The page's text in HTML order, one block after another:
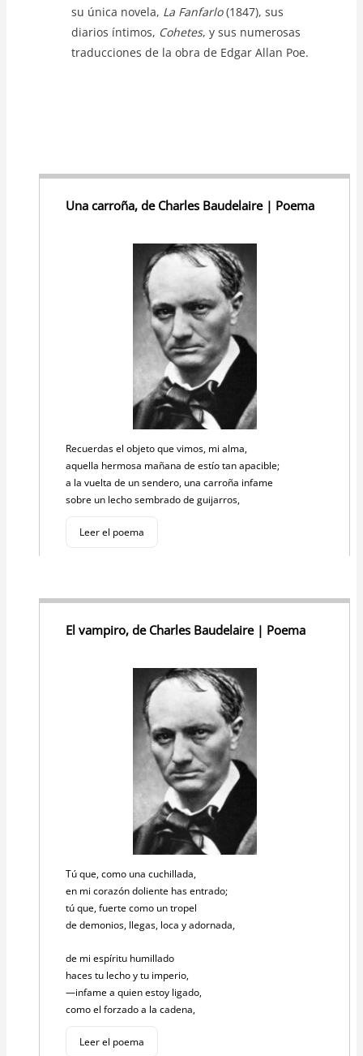
su única novela, La Fanfarlo(1847), sus
diarios íntimos, Cohetes, y sus numerosas
traducciones de la obra de Edgar Allan Poe.
Una carroña, de Charles Baudelaire | Poema
Recuerdas el objeto que vimos, mi alma,
aquella hermosa mañana de estío tan apacible;
a la vuelta de un sendero, una carroña infame
sobre un lecho sembrado de guijarros,
Leer el poema
El vampiro, de Charles Baudelaire | Poema
Tú que, como una cuchillada,
en mi corazón doliente has entrado;
tú que, fuerte como un tropel
de demonios, llegas, loca y adornada,
de mi espíritu humillado
haces tu lecho y tu imperio,
—infame a quien estoy ligado,
como el forzado a la cadena,
Leer el poema